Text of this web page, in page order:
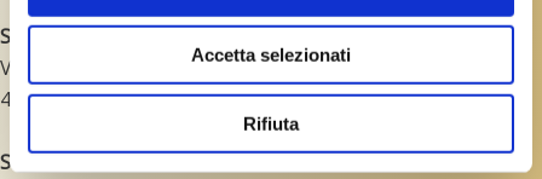
Accetta selezionati
Rifiuta
STUDIO
Via San Rocco 4/C
40122 Bologna
SEDE LEGALE